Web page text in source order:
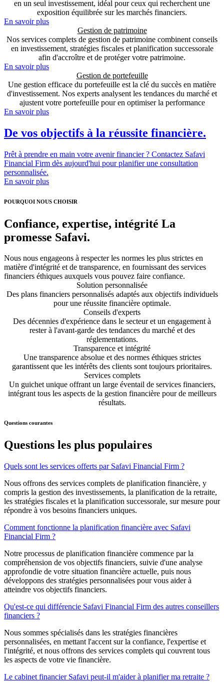
en un seul investissement, idéal pour ceux qui recherchent une
exposition équilibrée sur les marchés financiers.
En savoir plus
Gestion de patrimoine
Nos services complets de gestion de patrimoine combinent conseils
en investissement, stratégies fiscales et planification successorale
afin d'accroître et de protéger votre patrimoine.
En savoir plus
Gestion de portefeuille
Une gestion efficace du portefeuille est la clé du succès en matière
d'investissement. Nos experts analysent les tendances du marché et
ajustent votre portefeuille pour en optimiser la performance
En savoir plus
De vos objectifs à la réussite financière.
Prêt à prendre en main votre avenir financier ? Contactez Safavi
Financial Firm dès aujourd'hui pour planifier une consultation
personnalisée.
En savoir plus
POURQUOI NOUS CHOISIR
Confiance, expertise, intégrité La
promesse Safavi.
Nous nous engageons à respecter les normes les plus strictes en
matière d'intégrité et de transparence, en fournissant des services
financiers éthiques auxquels vous pouvez faire confiance.
Solution personnalisée
Des plans financiers personnalisés adaptés aux objectifs individuels
pour une réussite financière optimale.
Conseils d'experts
Des décennies d'expérience dans le secteur et un engagement à
rester à l'avant-garde des tendances du marché et des
réglementations.
Transparence et intégrité
Une transparence absolue et des normes éthiques strictes
garantissent que les intérêts des clients sont toujours prioritaires.
Services complets
Un guichet unique offrant un large éventail de services financiers,
intégrant tous les aspects de la gestion financière pour de meilleurs
résultats.
Questions courantes
Questions les plus populaires
Quels sont les services offerts par Safavi Financial Firm ?
Nous offrons des services complets de planification financière, y
compris la gestion des investissements, la planification de la retraite,
les stratégies fiscales et la planification successorale, sur mesure pour
répondre à vos besoins financiers uniques.
Comment fonctionne la planification financière avec Safavi
Financial Firm ?
Notre processus de planification financière commence par la
compréhension de vos objectifs financiers, suivie d'une analyse
approfondie de votre situation financière actuelle, puis nous
développons des stratégies personnalisées pour vous aider à
atteindre vos objectifs financiers.
Qu'est-ce qui différencie Safavi Financial Firm des autres conseillers
financiers ?
Nous sommes spécialisés dans les stratégies financières
personnalisées, en mettant l'accent sur la confiance, l'expertise et
l'intégrité, et nous offrons des services complets qui couvrent tous
les aspects de votre vie financière.
Le cabinet financier Safavi peut-il m'aider à planifier ma retraite ?